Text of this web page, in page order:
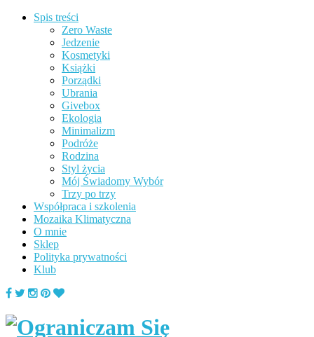
Spis treści
Zero Waste
Jedzenie
Kosmetyki
Książki
Porządki
Ubrania
Givebox
Ekologia
Minimalizm
Podróże
Rodzina
Styl życia
Mój Świadomy Wybór
Trzy po trzy
Współpraca i szkolenia
Mozaika Klimatyczna
O mnie
Sklep
Polityka prywatności
Klub